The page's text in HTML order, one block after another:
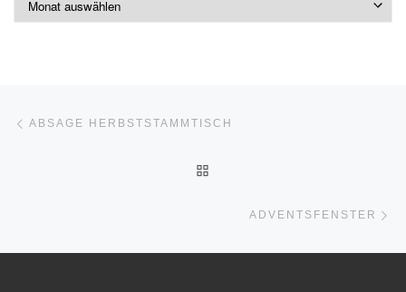
Beitragsnavigation
ABSAGE HERBSTSTAMMTISCH
ADVENTSFENSTER